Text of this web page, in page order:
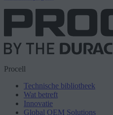
Procell
Technische bibliotheek
Wat betreft
Innovatie
Global OEM Solutions